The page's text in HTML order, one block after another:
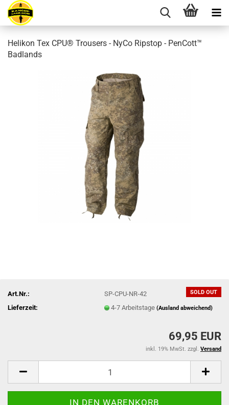
Helikon Tex CPU® Trousers - NyCo Ripstop - PenCott™
Badlands
SOLD OUT
Art.Nr.:
SP-CPU-NR-42
Lieferzeit:
4-7 Arbeitstage(Ausland abweichend)
69,95 EUR
inkl. 19% MwSt. zzgl. Versand